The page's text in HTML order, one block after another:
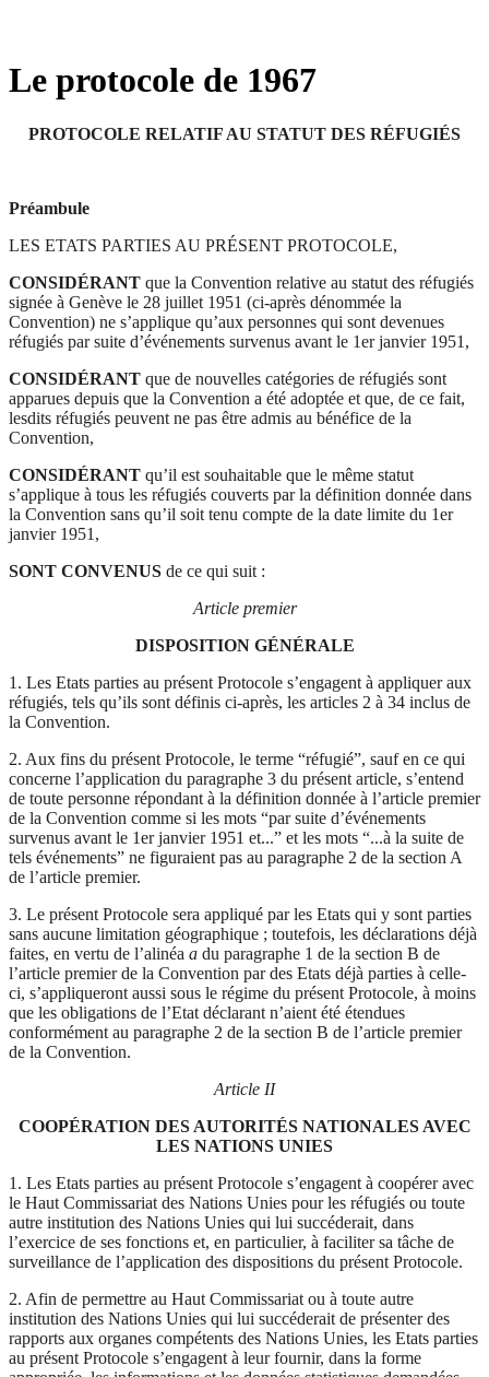
Le protocole de 1967
PROTOCOLE RELATIF AU STATUT DES RÉFUGIÉS
Préambule
LES ETATS PARTIES AU PRÉSENT PROTOCOLE,
CONSIDÉRANT que la Convention relative au statut des réfugiés
signée à Genève le 28 juillet 1951 (ci-après dénommée la
Convention) ne s’applique qu’aux personnes qui sont devenues
réfugiés par suite d’événements survenus avant le 1er janvier 1951,
CONSIDÉRANT que de nouvelles catégories de réfugiés sont
apparues depuis que la Convention a été adoptée et que, de ce fait,
lesdits réfugiés peuvent ne pas être admis au bénéfice de la
Convention,
CONSIDÉRANT qu’il est souhaitable que le même statut
s’applique à tous les réfugiés couverts par la définition donnée dans
la Convention sans qu’il soit tenu compte de la date limite du 1er
janvier 1951,
SONT CONVENUS de ce qui suit :
Article premier
DISPOSITION GÉNÉRALE
1. Les Etats parties au présent Protocole s’engagent à appliquer aux
réfugiés, tels qu’ils sont définis ci-après, les articles 2 à 34 inclus de
la Convention.
2. Aux fins du présent Protocole, le terme “réfugié”, sauf en ce qui
concerne l’application du paragraphe 3 du présent article, s’entend
de toute personne répondant à la définition donnée à l’article premier
de la Convention comme si les mots “par suite d’événements
survenus avant le 1er janvier 1951 et...” et les mots “...à la suite de
tels événements” ne figuraient pas au paragraphe 2 de la section A
de l’article premier.
3. Le présent Protocole sera appliqué par les Etats qui y sont parties
sans aucune limitation géographique ; toutefois, les déclarations déjà
faites, en vertu de l’alinéa a du paragraphe 1 de la section B de
l’article premier de la Convention par des Etats déjà parties à celle-
ci, s’appliqueront aussi sous le régime du présent Protocole, à moins
que les obligations de l’Etat déclarant n’aient été étendues
conformément au paragraphe 2 de la section B de l’article premier
de la Convention.
Article II
COOPÉRATION DES AUTORITÉS NATIONALES AVEC
LES NATIONS UNIES
1. Les Etats parties au présent Protocole s’engagent à coopérer avec
le Haut Commissariat des Nations Unies pour les réfugiés ou toute
autre institution des Nations Unies qui lui succéderait, dans
l’exercice de ses fonctions et, en particulier, à faciliter sa tâche de
surveillance de l’application des dispositions du présent Protocole.
2. Afin de permettre au Haut Commissariat ou à toute autre
institution des Nations Unies qui lui succéderait de présenter des
rapports aux organes compétents des Nations Unies, les Etats parties
au présent Protocole s’engagent à leur fournir, dans la forme